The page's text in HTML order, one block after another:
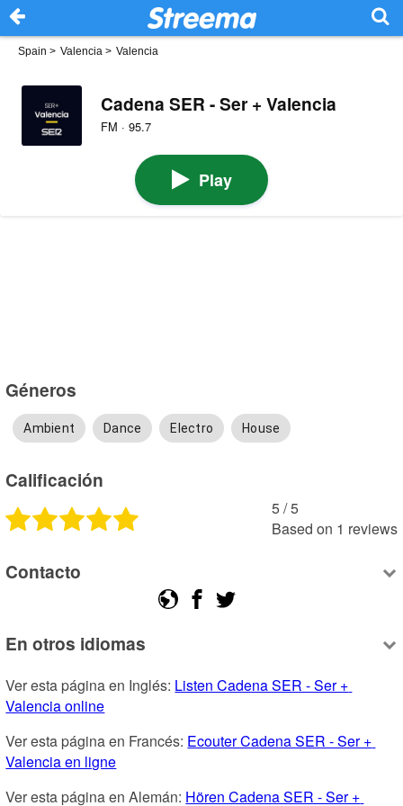
Spain > Valencia > Valencia
Cadena SER - Ser + Valencia
FM · 95.7
Play
Géneros
Ambient Dance Electro House
Calificación
5 /5
Based on 1 reviews
Contacto
En otros idiomas
Ver esta página en Inglés: Listen Cadena SER - Ser +
Valencia online
Ver esta página en Francés: Ecouter Cadena SER - Ser +
Valencia en ligne
Ver esta página en Alemán: Hören Cadena SER - Ser +